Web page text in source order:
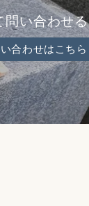
問い合わせる
合わせはこちら